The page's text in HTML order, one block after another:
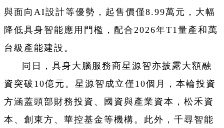
與面向AI設計等優勢，起售價僅8.99萬元，大幅
降低具身智能應用門檻，配合2026年T1量產和萬
台級產能建設。
同日，具身大腦服務商星源智亦披露大額融
資突破10億元。星源智成立僅10個月，本輪投資
方涵蓋頭部財務投資、國資與產業資本，松禾資
本、創東方、華控基金等機構。此外，千尋智能